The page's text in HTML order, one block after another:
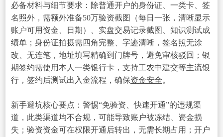
必备材料与细节要求：除普通开户的身份证、一类卡、签
名照外，需额外准备50万验资截图（每日一张，清晰显示
账户可用资金、日期）、实盘交易记录截图、知识测试成
绩单；身份证拍摄需四角完整、字迹清晰，签名照无涂
改、无连笔，地址填写精确到门牌号，避免审核驳回；银
期签约需使用本人一类银行卡，支持工农中建交等主流银
行，签约后测试出入金流程，确保资金安全。
新手避坑核心要点：警惕“免验资、快速开通”的违规渠
道，此类渠道均不合规，可能导致账户被冻结、资金损
失；验资资金可在权限开通后转出，无需长期占用；开户